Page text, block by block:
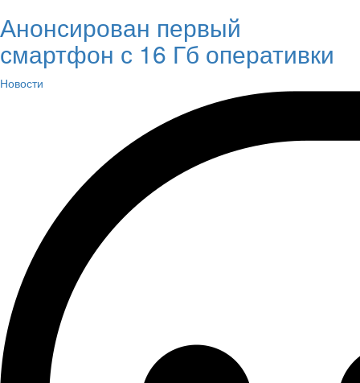
Анонсирован первый
смартфон с 16 Гб оперативки
Новости